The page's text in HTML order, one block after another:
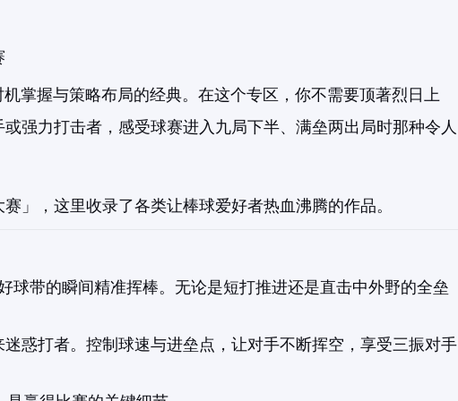
掌握与策略布局的经典。在这个专区，你不需要顶著烈日上
强力打击者，感受球赛进入九局下半、满垒两出局时那种令人
」，这里收录了各类让棒球爱好者热血沸腾的作品。
球带的瞬间精准挥棒。无论是短打推进还是直击中外野的全垒
惑打者。控制球速与进垒点，让对手不断挥空，享受三振对手